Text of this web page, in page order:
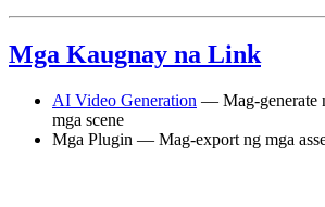
Mga Kaugnay na Link
AI Video Generation — Mag-generate
mga scene
Mga Plugin — Mag-export ng mga